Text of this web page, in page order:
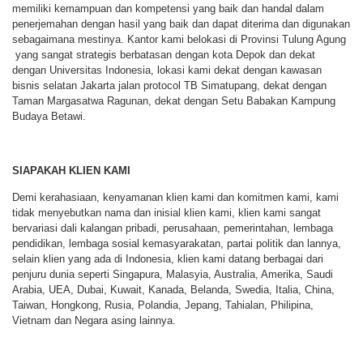
memiliki kemampuan dan kompetensi yang baik dan handal dalam
penerjemahan dengan hasil yang baik dan dapat diterima dan digunakan
sebagaimana mestinya. Kantor kami belokasi di Provinsi Tulung Agung
yang sangat strategis berbatasan dengan kota Depok dan dekat
dengan Universitas Indonesia, lokasi kami dekat dengan kawasan
bisnis selatan Jakarta jalan protocol TB Simatupang, dekat dengan
Taman Margasatwa Ragunan, dekat dengan Setu Babakan Kampung
Budaya Betawi.
SIAPAKAH KLIEN KAMI
Demi kerahasiaan, kenyamanan klien kami dan komitmen kami, kami
tidak menyebutkan nama dan inisial klien kami, klien kami sangat
bervariasi dali kalangan pribadi, perusahaan, pemerintahan, lembaga
pendidikan, lembaga sosial kemasyarakatan, partai politik dan lannya,
selain klien yang ada di Indonesia, klien kami datang berbagai dari
penjuru dunia seperti Singapura, Malasyia, Australia, Amerika, Saudi
Arabia, UEA, Dubai, Kuwait, Kanada, Belanda, Swedia, Italia, China,
Taiwan, Hongkong, Rusia, Polandia, Jepang, Tahialan, Philipina,
Vietnam dan Negara asing lainnya.